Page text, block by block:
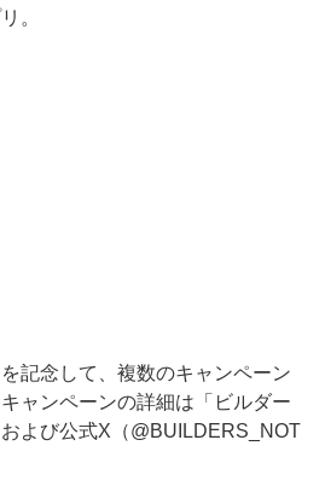
。
記念して、複数のキャンペーン
ャンペーンの詳細は「ビルダー
よび公式X（@BUILDERS_NOT